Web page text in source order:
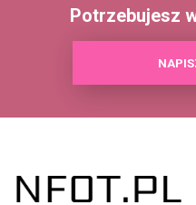
Potrzebujesz